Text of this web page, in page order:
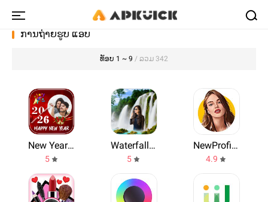
ການຖ່າຍຮູບ ແອບ
ທັອບ 1 ~ 9 / ລວມ 342
New Year Photo Frame 2026
5
Waterfall Photo Frames
5
NewProfilePic
4.9